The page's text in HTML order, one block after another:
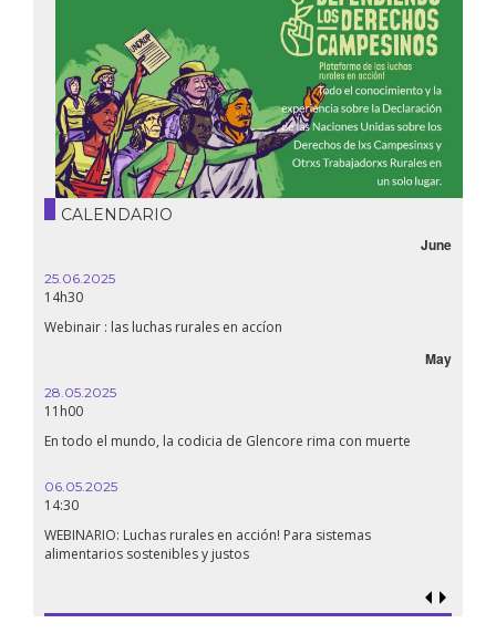
CALENDARIO
June
25.06.2025
14h30
Webinair : las luchas rurales en accíon
May
28.05.2025
11h00
En todo el mundo, la codicia de Glencore rima con muerte
06.05.2025
14:30
WEBINARIO: Luchas rurales en acción! Para sistemas
alimentarios sostenibles y justos